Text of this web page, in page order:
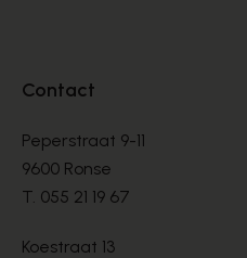
Contact
Peperstraat 9-11
9600 Ronse
T. 055 21 19 67
Koestraat 13